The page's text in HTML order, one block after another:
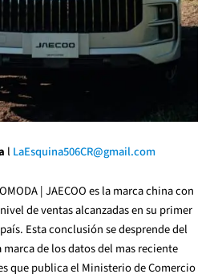
l LaEsquina506CR@gmail.com
OMODA | JAECOO es la marca china con
de ventas alcanzadas en su primer
Esta conclusión se desprende del
de los datos del mas reciente
que publica el Ministerio de Comercio